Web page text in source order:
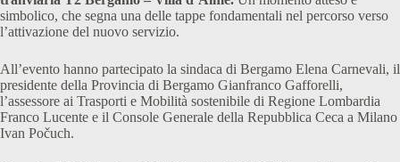
simbolico, che segna una delle tappe fondamentali nel percorso verso
l’attivazione del nuovo servizio.
All’evento hanno partecipato la sindaca di Bergamo Elena Carnevali, il
presidente della Provincia di Bergamo Gianfranco Gafforelli,
l’assessore ai Trasporti e Mobilità sostenibile di Regione Lombardia
Franco Lucente e il Console Generale della Repubblica Ceca a Milano
Ivan Počuch.